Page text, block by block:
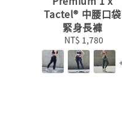
Tactel® 中腰口袋
緊身長褲
Regular
price
NT$ 1,780